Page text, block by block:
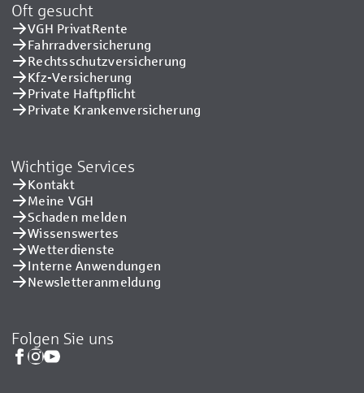
Oft gesucht
VGH PrivatRente
Fahrradversicherung
Rechtsschutzversicherung
Kfz-Versicherung
Private Haftpflicht
Private Kranken­versicherung
Wichtige Services
Kontakt
Meine VGH
Schaden melden
Wissenswertes
Wetterdienste
Interne Anwendungen
Newsletteranmeldung
Folgen Sie uns